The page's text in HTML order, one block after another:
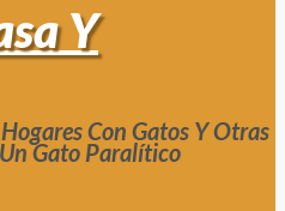
Y
Con Gatos Y Otras
Gato Paralítico